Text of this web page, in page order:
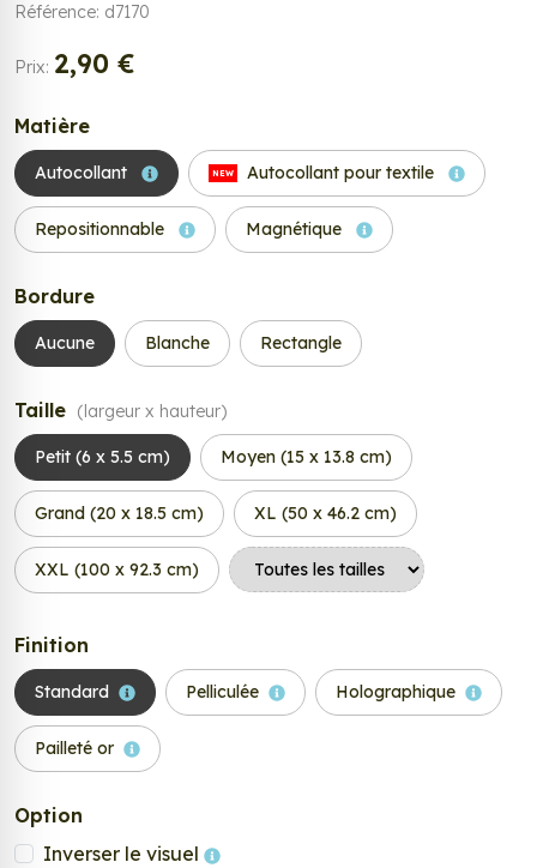
Référence: d7170
Prix: 2,90 €
Matière
Autocollant NEW Autocollant pour textile
Repositionnable Magnétique
Bordure
Aucune Blanche Rectangle
Taille (largeur x hauteur)
Petit (6 x 5.5 cm) Moyen (15 x 13.8 cm)
Grand (20 x 18.5 cm) XL (50 x 46.2 cm)
XXL (100 x 92.3 cm)
Finition
Standard Pelliculée Holographique
Pailleté or
Option
Inverser le visuel